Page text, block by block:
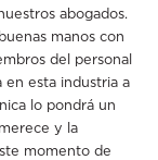
abogados.
manos con
del personal
en esta industria a
lo pondrá un
y la
momento de